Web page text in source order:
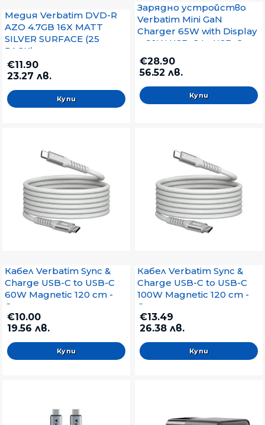
Медия Verbatim DVD-R
AZO 4.7GB 16X MATT
SILVER SURFACE (25
PACK)
€11.90
23.27 лв.
Зарядно устройство
Verbatim Mini GaN
Charger 65W with Display
+ 60W USB-C to USB-C
Cable (Charger and Data
transfer) Grey
€28.90
56.52 лв.
Кабел Verbatim Sync &
Charge USB-C to USB-C
60W Magnetic 120 cm -
Grey
€10.00
19.56 лв.
Кабел Verbatim Sync &
Charge USB-C to USB-C
100W Magnetic 120 cm -
Grey
€13.49
26.38 лв.